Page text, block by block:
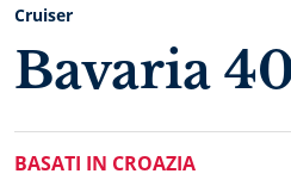
Cruiser
Bavaria
BASATI IN CROAZIA